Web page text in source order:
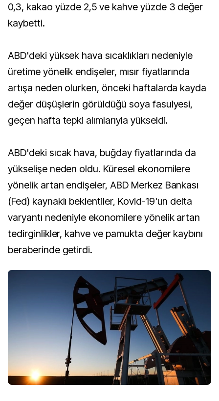
0,3, kakao yüzde 2,5 ve kahve yüzde 3 değer
kaybetti.
ABD'deki yüksek hava sıcaklıkları nedeniyle
üretime yönelik endişeler, mısır fiyatlarında
artışa neden olurken, önceki haftalarda kayda
değer düşüşlerin görüldüğü soya fasulyesi,
geçen hafta tepki alımlarıyla yükseldi.
ABD'deki sıcak hava, buğday fiyatlarında da
yükselişe neden oldu. Küresel ekonomilere
yönelik artan endişeler, ABD Merkez Bankası
(Fed) kaynaklı beklentiler, Kovid-19'un delta
varyantı nedeniyle ekonomilere yönelik artan
tedirginlikler, kahve ve pamukta değer kaybını
beraberinde getirdi.